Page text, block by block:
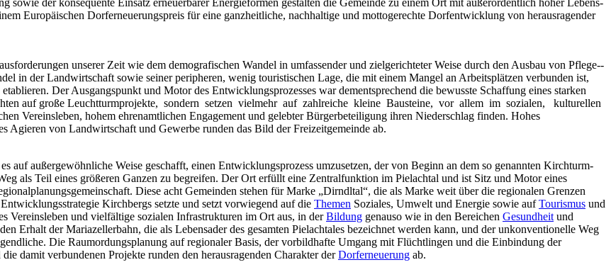
sowie der konsequente Einsatz erneuerbarer Energieformen gestalten die Gemeinde zu einem Ort mit außerordentlich hoher Lebens-
Europäischen Dorferneuerungspreis für eine ganzheitliche, nachhaltige und mottogerechte Dorfentwicklung von herausragender
unserer Zeit wie dem demografischen Wandel in umfassender und zielgerichteter Weise durch den Ausbau von Pflege-­‐
in der Landwirtschaft sowie seiner peripheren, wenig touristischen Lage, die mit einem Mangel an Arbeitsplätzen verbunden ist,
Der Ausgangspunkt und Motor des Entwicklungsprozesses war dementsprechend die bewusste Schaffung eines starken
auf große Leuchtturmprojekte, sondern setzen vielmehr auf zahlreiche kleine Bausteine, vor allem im sozialen, kulturellen
Vereinsleben, hohem ehrenamtlichen Engagement und gelebter Bürgerbeteiligung ihren Niederschlag finden. Hohes
Agieren von Landwirtschaft und Gewerbe runden das Bild der Freizeitgemeinde ab.
auf außergewöhnliche Weise geschafft, einen Entwicklungsprozess umzusetzen, der von Beginn an dem so genannten Kirchturm-
als Teil eines größeren Ganzen zu begreifen. Der Ort erfüllt eine Zentralfunktion im Pielachtal und ist Sitz und Motor eines
Diese acht Gemeinden stehen für Marke „Dirndltal“, die als Marke weit über die regionalen Grenzen
Kirchbergs setzte und setzt vorwiegend auf die Themen Soziales, Umwelt und Energie sowie aufTourismus und
Vereinsleben und vielfältige sozialen Infrastrukturen im Ort aus, in derBildung genauso wie in den Bereichen Gesundheit und
Erhalt der Mariazellerbahn, die als Lebensader des gesamten Pielachtales bezeichnet werden kann, und der unkonventionelle Weg
Die Raumordungsplanung auf regionaler Basis, der vorbildhafte Umgang mit Flüchtlingen und die Einbindung der
damit verbundenen Projekte runden den herausragenden Charakter derDorferneuerung ab.